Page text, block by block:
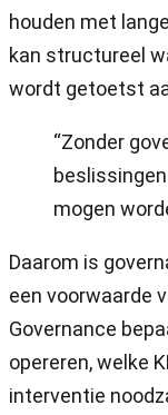
houden met
kan structureel
wordt getoetst
“Zonder
mogen
Daarom is
een voorwaarde
Governance
opereren, welke
interventie